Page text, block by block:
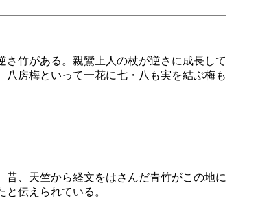
さ竹がある。親鸞上人の杖が逆さに成長して
八房梅といって一花に七・八も実を結ぶ梅も
昔、天竺から経文をはさんだ青竹がこの地に
伝えられている。